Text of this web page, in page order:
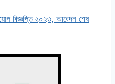
বিজ্ঞপ্তি ২০২৩, আবেদন শেষ